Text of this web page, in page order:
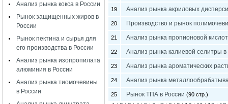
Анализ рынка кокса в России
Рынок защищенных жиров в
России
Рынок пектина и сырья для
его производства в России
Анализ рынка изопропилата
алюминия в России
Анализ рынка тиомочевины
в России
19 Анализ рынка акриловых
20 Производство и рынок
21 Анализ рынка пропионовой
22 Анализ рынка калиевой селитры в
23 Анализ рынка ароматических
24 Анализ рынка
25 Рынок ТПА в России (90 стр.)